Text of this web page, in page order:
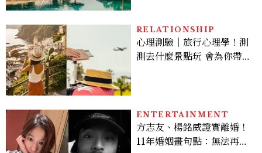
RELATIONSHIP
心理測驗｜旅行心理學！測
測去什麼景點玩 會為你帶來
ENTERTAINMENT
方志友、楊銘威證實離婚！
11年婚姻畫句點：無法再做